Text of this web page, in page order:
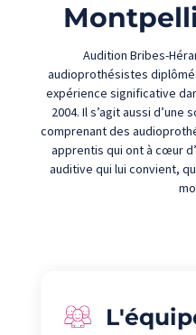
Audition Bribes-
audioprothésistes
expérience significative
2004. Il s’agit aussi
comprenant des
apprentis qui ont à cœur
auditive qui lui convient,